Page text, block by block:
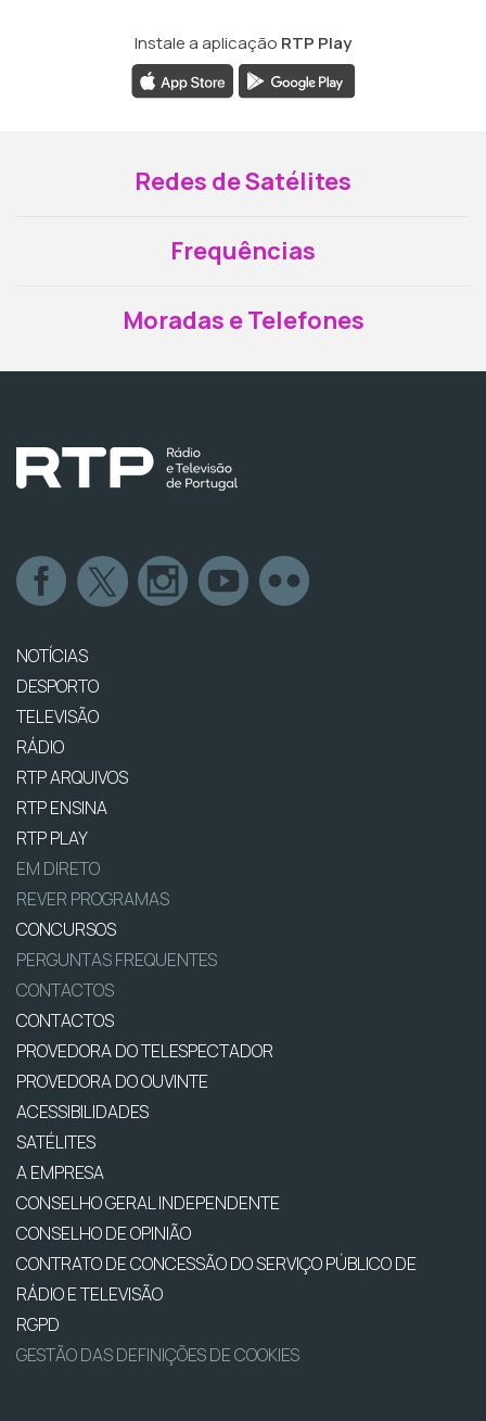
Instale a aplicação RTP Play
Redes de Satélites
Frequências
Moradas e Telefones
NOTÍCIAS
DESPORTO
TELEVISÃO
RÁDIO
RTP ARQUIVOS
RTP ENSINA
RTP PLAY
EM DIRETO
REVER PROGRAMAS
CONCURSOS
PERGUNTAS FREQUENTES
CONTACTOS
CONTACTOS
PROVEDORA DO TELESPECTADOR
PROVEDORA DO OUVINTE
ACESSIBILIDADES
SATÉLITES
A EMPRESA
CONSELHO GERAL INDEPENDENTE
CONSELHO DE OPINIÃO
CONTRATO DE CONCESSÃO DO SERVIÇO PÚBLICO DE
RÁDIO E TELEVISÃO
RGPD
GESTÃO DAS DEFINIÇÕES DE COOKIES